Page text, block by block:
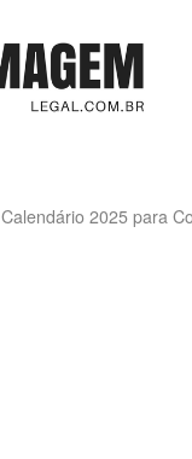
Calendário 2025 para